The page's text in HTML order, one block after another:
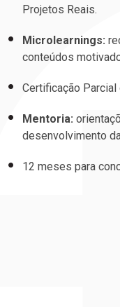
Projetos Reais.
Microlearnings:
conteúdos
Certificação Parcial
Mentoria:
desenvolvimento
12 meses para